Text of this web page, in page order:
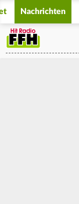
Nachrichten